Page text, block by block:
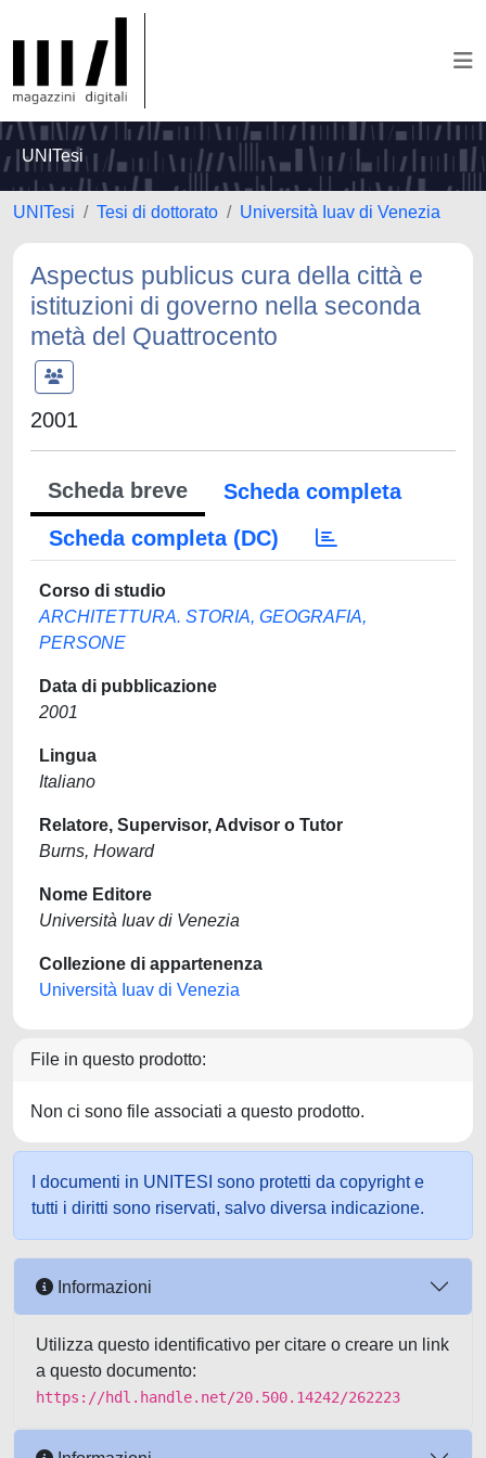
UNITesi
UNITesi Tesi di dottorato Università Iuav di Venezia
Aspectus publicus cura della città e
istituzioni di governo nella seconda
metà del Quattrocento
2001
Scheda breve
Scheda completa
Scheda completa (DC)
Corso di studio
ARCHITETTURA. STORIA, GEOGRAFIA,
PERSONE
Data di pubblicazione
2001
Lingua
Italiano
Relatore, Supervisor, Advisor o Tutor
Burns, Howard
Nome Editore
Università Iuav di Venezia
Collezione di appartenenza
Università Iuav di Venezia
File in questo prodotto:
Non ci sono file associati a questo prodotto.
I documenti in UNITESI sono protetti da copyright e
tutti i diritti sono riservati, salvo diversa indicazione.
Informazioni
Utilizza questo identificativo per citare o creare un link
a questo documento:
https://hdl.handle.net/20.500.14242/262223